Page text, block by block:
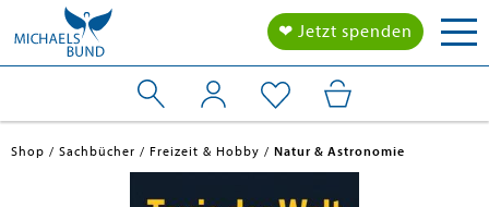
❤ Jetzt spenden
Shop Sachbücher Freizeit & Hobby Natur & Astronomie